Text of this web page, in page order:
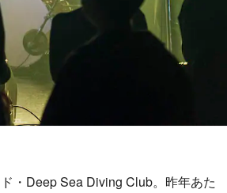
・Deep Sea Diving Club。昨年あた